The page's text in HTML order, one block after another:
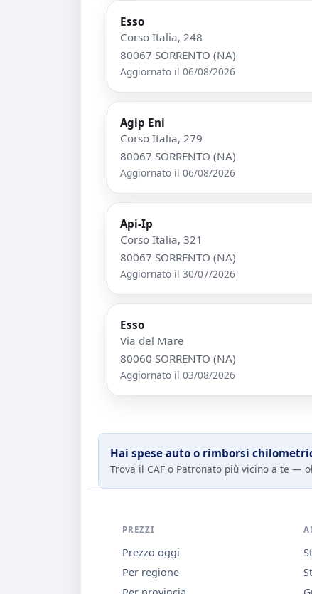
Esso
Corso Italia, 248
80067 SORRENTO (NA)
Aggiornato il 06/08/2026
Agip Eni
Corso Italia, 279
80067 SORRENTO (NA)
Aggiornato il 06/08/2026
Api-Ip
Corso Italia, 321
80067 SORRENTO (NA)
Aggiornato il 30/07/2026
Esso
Via del Mare
80060 SORRENTO (NA)
Aggiornato il 03/08/2026
Hai spese auto o rimborsi
Trova il CAF o Patronato più vicino a te —
PREZZI
Prezzo oggi
Per regione